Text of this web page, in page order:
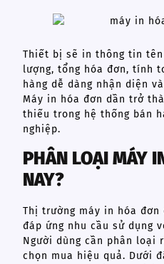
Thiết bị sẽ in thông tin
lượng, tổng hóa đơn, tính
hàng dễ dàng nhận diện
Máy in hóa đơn dần trở
thiếu trong hệ thống bán
nghiệp.
PHÂN LOẠI MÁY
NAY?
Thị trường máy in hóa
đáp ứng nhu cầu sử dụng
Người dùng cần phân loại
chọn mua hiệu quả. Dưới